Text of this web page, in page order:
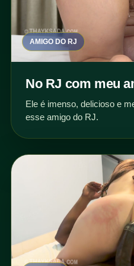
AMIGO DO RJ
No RJ com meu
Ele é imenso, delicioso e
esse amigo do RJ.